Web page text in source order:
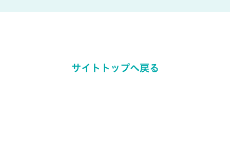
サイトトップへ戻る